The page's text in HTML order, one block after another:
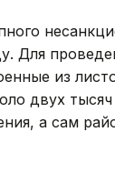
Для
из
двух
а сам